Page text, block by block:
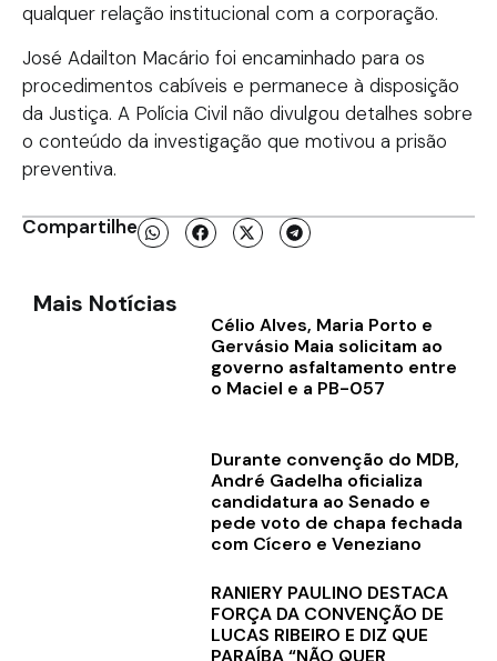
qualquer relação institucional com a corporação.
José Adailton Macário foi encaminhado para os
procedimentos cabíveis e permanece à disposição
da Justiça. A Polícia Civil não divulgou detalhes sobre
o conteúdo da investigação que motivou a prisão
preventiva.
Compartilhe
Mais Notícias
Célio Alves, Maria Porto e
Gervásio Maia solicitam ao
governo asfaltamento entre
o Maciel e a PB-057
Durante convenção do MDB,
André Gadelha oficializa
candidatura ao Senado e
pede voto de chapa fechada
com Cícero e Veneziano
RANIERY PAULINO DESTACA
FORÇA DA CONVENÇÃO DE
LUCAS RIBEIRO E DIZ QUE
PARAÍBA “NÃO QUER